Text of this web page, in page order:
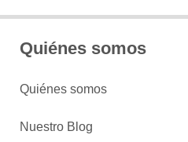
Quiénes somos
Quiénes somos
Nuestro Blog